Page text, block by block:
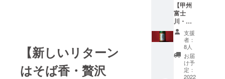
【新しいリターン
はそば香・贅沢
【甲州
富士
川・本
菱・純
米大吟
醸
720ml
2020
or2021
】送料
支援
者：
8人
お届
け予
定：
2022